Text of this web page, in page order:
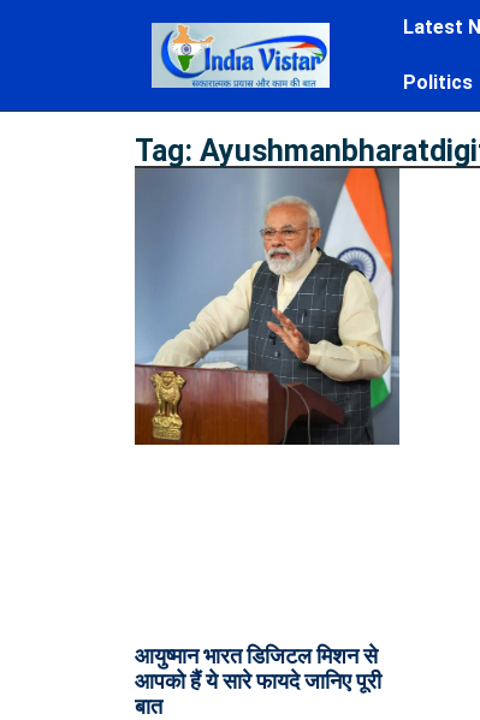
Latest
Politics
Tag:
आयुष्मान भारत डिजिटल मिशन से
आपको हैं ये सारे फायदे जानिए पूरी
बात